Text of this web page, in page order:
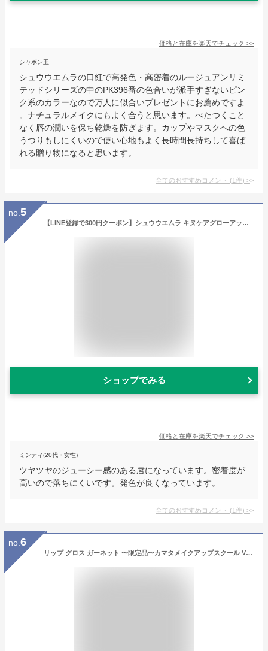
価格と在庫を楽天でチェック >>
シャボン玉
シュウウエムラの口紅で高発色・高密着のルージュアンリミ
テッドシリーズの中のPK396番の色合いが派手すぎないピン
ク系のカラーなので万人に似合いプレゼントにお薦めですよ
。ナチュラルメイクにもよく合うと思います。べたつくこと
なく唇の潤いを保ち乾燥を防ぎます。カップやマスクへの色
うつりもしにくいので使い心地もよく長時間長持ちして喜ば
れる贈り物になると思います。
全てのおすすめコメント (1件) >
no. 5
【LINE登録で300円クーポン】シュウウエムラ キヌケアグローアップ 全4色|RD 176 OR 599 BG 936 BG 958 口紅 リップ 血色 艶 つや うるおい 潤い 密着 むっちり ジューシー リキッド コスメ 化粧品 メイク おすすめ 人気 話題【メール便対応3個まで】
ショップでみる
価格と在庫を楽天でチェック >>
ミンティ(20代・女性)
ツヤツヤのジューシー感のある唇になっています。密着度が
高いので落ちにくいです。発色が良くなっています。
全てのおすすめコメント (1件) >
no. 6
リップ グロス ガーネット 〜限定品〜カマタメイクアップスクール VISAGE ヴィザージュ 旧シュウウエムラ コスメ 美容 化粧品 メイクアップ 20代 30代 40代 50代 コスメティック 39ショップ